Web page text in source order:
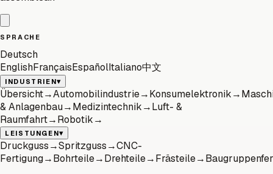
SPRACHE
Deutsch
EnglishFrançaisEspañolItaliano中文
INDUSTRIEN▾
Übersicht→Automobilindustrie→Konsumelektronik→
& Anlagenbau→Medizintechnik→Luft- &
Raumfahrt→Robotik→
LEISTUNGEN▾
Druckguss→Spritzguss→CNC-
Fertigung→Bohrteile→Drehteile→Frästeile→